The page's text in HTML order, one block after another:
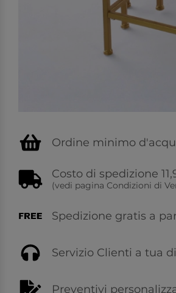
Ordine minimo
Costo di spedizione
(vedi pagina Condizioni di
Spedizione gratis a
Servizio Clienti a tua
Preventivi